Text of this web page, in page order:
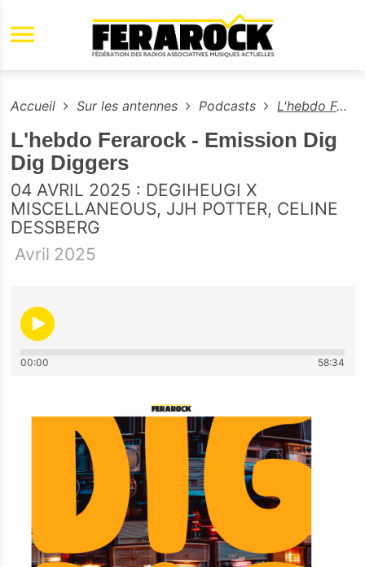
Aller au contenu principal
Accueil Sur les antennes Podcasts L'hebdo Ferarock - Emission Dig Dig Diggers
L'hebdo Ferarock - Emission Dig
Dig Diggers
04 AVRIL 2025 : DEGIHEUGI X
MISCELLANEOUS, JJH POTTER, CELINE
DESSBERG
Avril 2025
00:00 58:34